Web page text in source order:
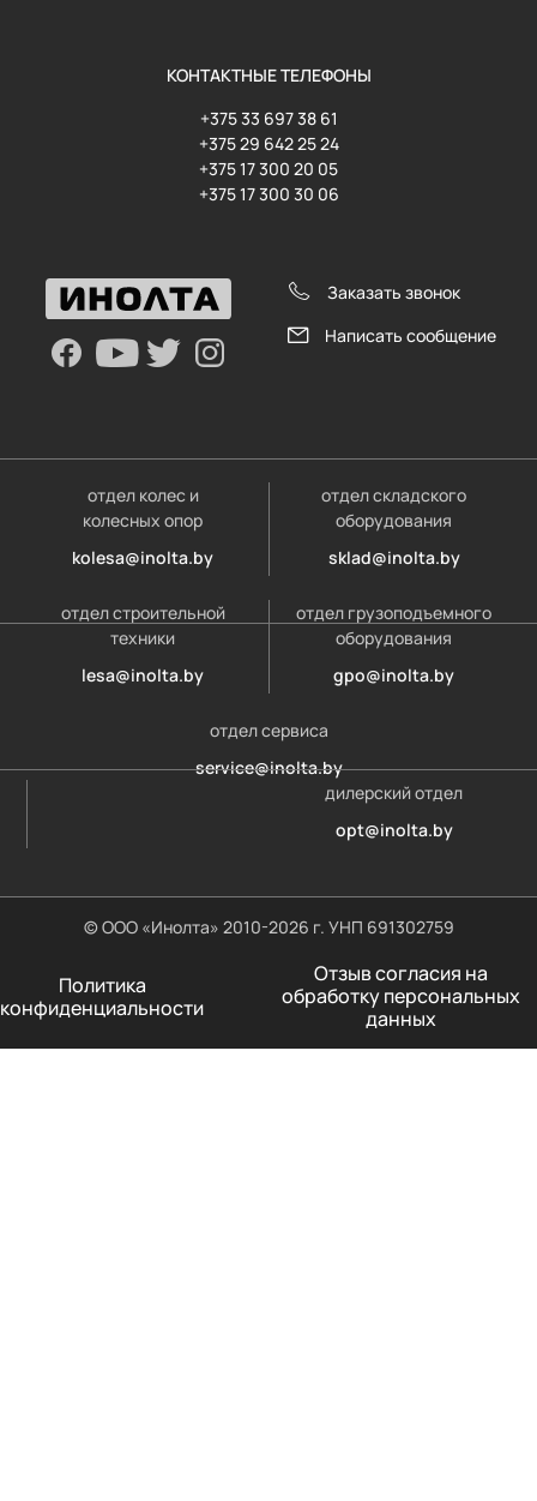
КОНТАКТНЫЕ ТЕЛЕФОНЫ
+375 33 697 38 61
+375 29 642 25 24
+375 17 300 20 05
+375 17 300 30 06
Заказать звонок
Написать сообщение
отдел колес и
колесных опор
kolesa@inolta.by
отдел складского
оборудования
sklad@inolta.by
отдел строительной
техники
lesa@inolta.by
отдел грузоподъемного
оборудования
gpo@inolta.by
отдел сервиса
service@inolta.by
дилерский отдел
opt@inolta.by
© ООО «Инолта» 2010-2026 г. УНП 691302759
Политика
конфиденциальности
Отзыв согласия на
обработку персональных
данных